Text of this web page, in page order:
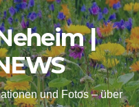
|
und Fotos – über